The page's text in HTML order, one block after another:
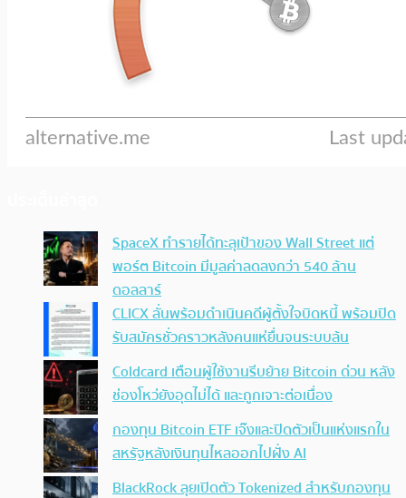
SpaceX ทำรายได้ทะลุเป้าของ Wall Street แต่
พอร์ต Bitcoin มีมูลค่าลดลงกว่า 540 ล้าน
ดอลลาร์
CLICX ลั่นพร้อมดำเนินคดีผู้ตั้งใจบิดหนี้ พร้อมปิด
รับสมัครชั่วคราวหลังคนแห่ยื่นจนระบบล้น
Coldcard เตือนผู้ใช้งานรีบย้าย Bitcoin ด่วน หลัง
ช่องโหว่ยังอุดไม่ได้ และถูกเจาะต่อเนื่อง
กองทุน Bitcoin ETF เจ๊งและปิดตัวเป็นแห่งแรกใน
สหรัฐหลังเงินทุนไหลออกไปฝั่ง AI
BlackRock ลุยเปิดตัว Tokenized สำหรับกองทุน